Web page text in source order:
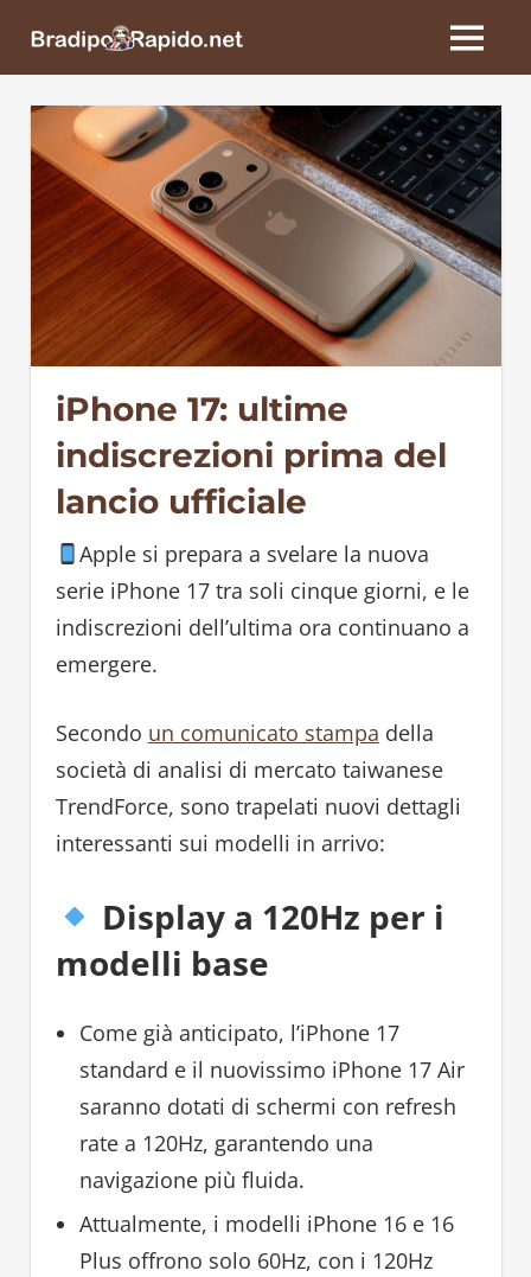
BradipoRapido.net
MENU
iPhone 17: ultime
indiscrezioni prima del
lancio ufficiale
Apple si prepara a svelare la nuova
serie iPhone 17 tra soli cinque giorni, e le
indiscrezioni dell’ultima ora continuano a
emergere.
Secondo un comunicato stampa della
società di analisi di mercato taiwanese
TrendForce, sono trapelati nuovi dettagli
interessanti sui modelli in arrivo:
Display a 120Hz per i
modelli base
Come già anticipato, l’iPhone 17
standard e il nuovissimo iPhone 17 Air
saranno dotati di schermi con refresh
rate a 120Hz, garantendo una
navigazione più fluida.
Attualmente, i modelli iPhone 16 e 16
Plus offrono solo 60Hz, con i 120Hz